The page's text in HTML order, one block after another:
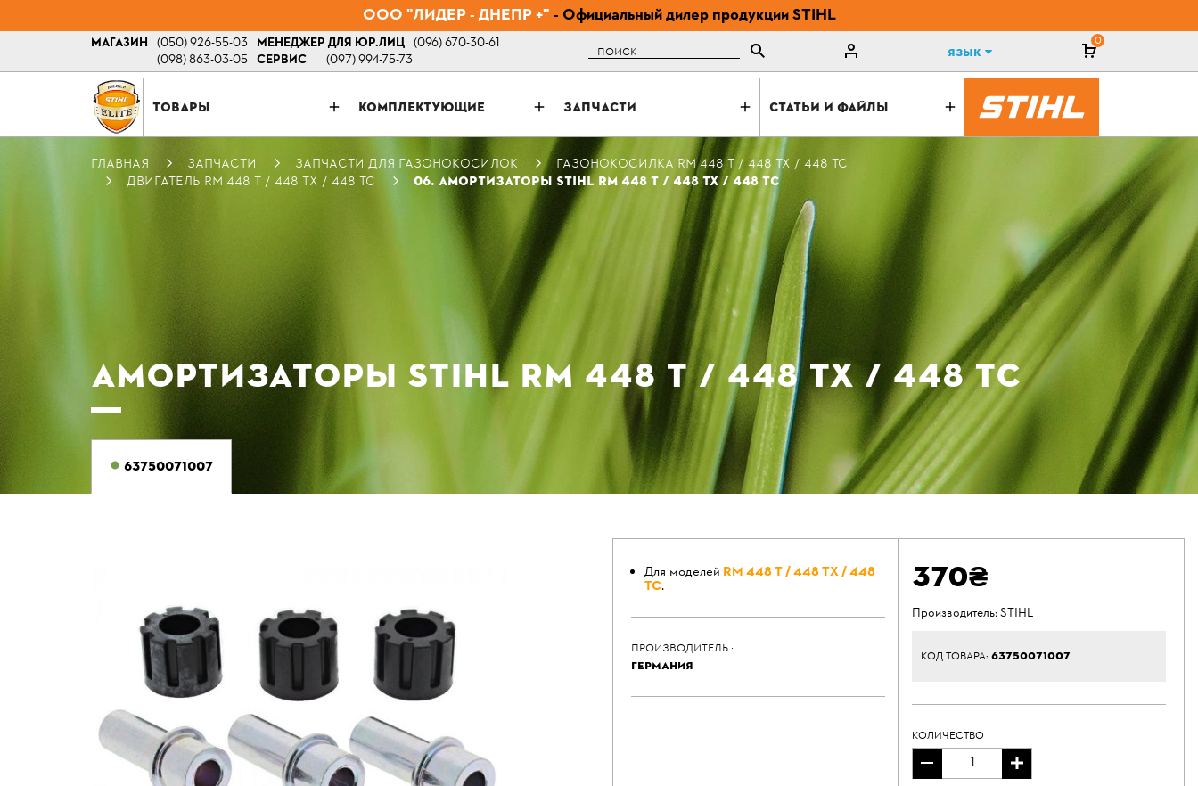
ООО "ЛИДЕР - ДНЕПР +" - Официальный дилер продукции STIHL
МАГАЗИН (050) 926-55-03
(098) 863-03-05
МЕНЕДЖЕР ДЛЯ ЮР.ЛИЦ (096) 670-30-61
СЕРВИС
(097) 994-75-73 Поиск Язык
0
ТОВАРЫ КОМПЛЕКТУЮЩИЕ ЗАПЧАСТИ СТАТЬИ И ФАЙЛЫ
ГЛАВНАЯ ЗАПЧАСТИ ЗАПЧАСТИ ДЛЯ ГАЗОНОКОСИЛОК
ГАЗОНОКОСИЛКА RM 448 Т / 448 ТХ / 448 ТС
ДВИГАТЕЛЬ RM 448 Т / 448 TХ / 448 ТС
06. АМОРТИЗАТОРЫ STIHL RM 448 Т / 448 ТХ / 448 ТС
АМОРТИЗАТОРЫ STIHL RM 448 Т / 448 ТХ / 448 ТС
63750071007
Для моделей RM 448 Т / 448 ТХ / 448
ТС.
ПРОИЗВОДИТЕЛЬ :
ГЕРМАНИЯ
370₴
Производитель:STIHL
КОД ТОВАРА: 63750071007
КОЛИЧЕСТВО